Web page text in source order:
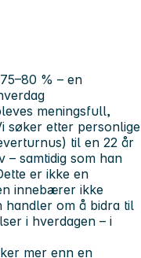
% – en
meningsfull,
søker etter personlige
til en 22 år
– samtidig som han
er ikke en
innebærer ikke
handler om å bidra til
i hverdagen – i
mer enn en